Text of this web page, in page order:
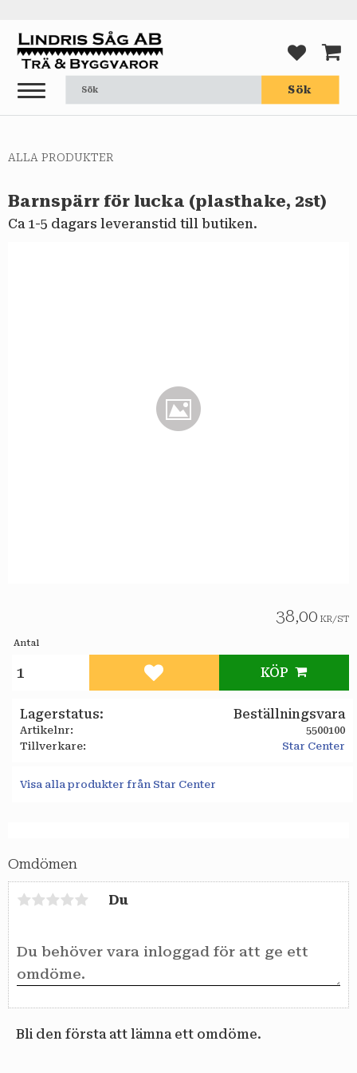
Meny
Sök
ALLA PRODUKTER
Barnspärr för lucka (plasthake, 2st)
Ca 1-5 dagars leveranstid till butiken.
38,00 KR/ST
Antal
KÖP
Lägg till i favoriter
Lagerstatus Beställningsvara
Artikelnr
5500100
Tillverkare
Star Center
Visa alla produkter från Star Center
Omdömen
Du
Bli den första att lämna ett omdöme.